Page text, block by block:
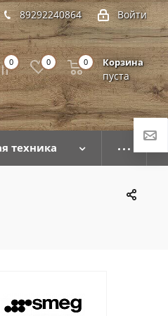
Войти
89292240864
0 0 Корзина
пуста
0
техника